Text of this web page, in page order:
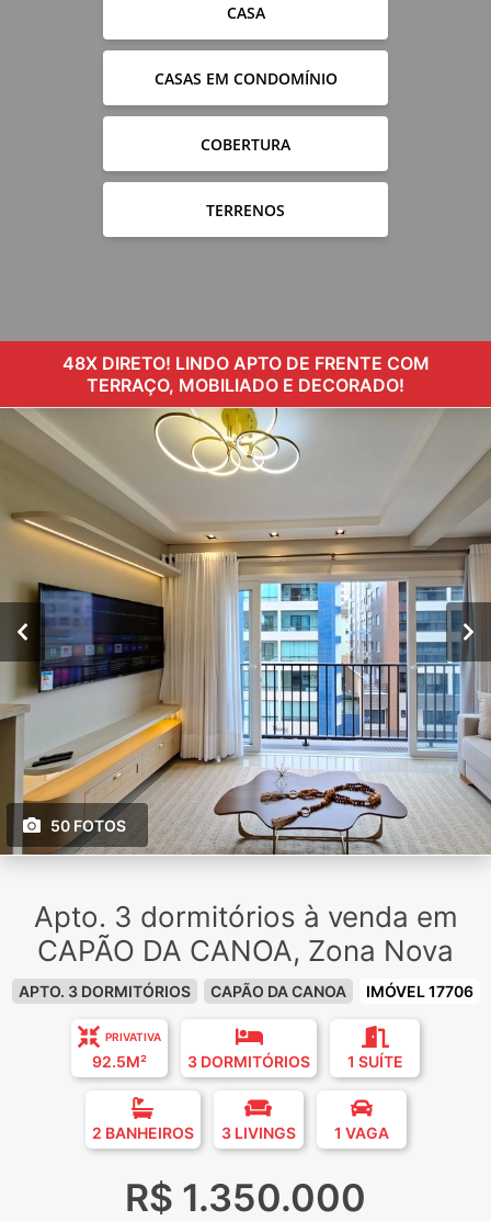
CASA
CASAS EM CONDOMÍNIO
COBERTURA
TERRENOS
48X DIRETO! LINDO APTO DE FRENTE COM
TERRAÇO, MOBILIADO E DECORADO!
50 FOTOS
Apto. 3 dormitórios à venda em
CAPÃO DA CANOA, Zona Nova
APTO. 3 DORMITÓRIOS CAPÃO DA CANOA IMÓVEL 17706
PRIVATIVA
92.5M² 3 DORMITÓRIOS 1 SUÍTE
2 BANHEIROS 3 LIVINGS 1 VAGA
R$ 1.350.000